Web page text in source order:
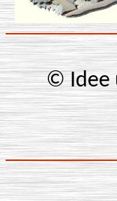
© Idee